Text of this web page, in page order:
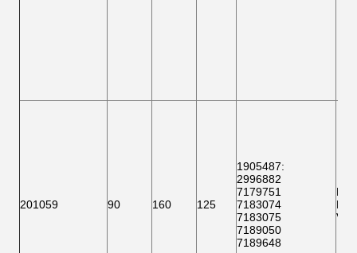
201059 90 160 125
1905487:
2996882
7179751
7183074
7183075
7189050
7189648